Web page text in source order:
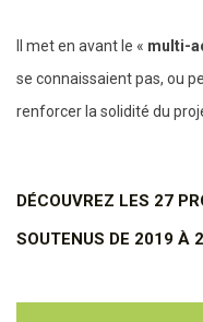
Il met en avant le « multi-
se connaissaient pas, ou
renforcer la solidité du
DÉCOUVREZ LES 27
SOUTENUS DE 2019 À